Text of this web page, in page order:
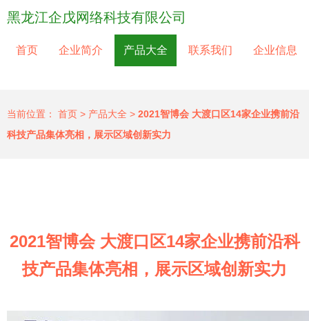
黑龙江企戊网络科技有限公司
首页 企业简介 产品大全 联系我们 企业信息
当前位置： 首页 > 产品大全 > 2021智博会 大渡口区14家企业携前沿
科技产品集体亮相，展示区域创新实力
2021智博会 大渡口区14家企业携前沿科
技产品集体亮相，展示区域创新实力